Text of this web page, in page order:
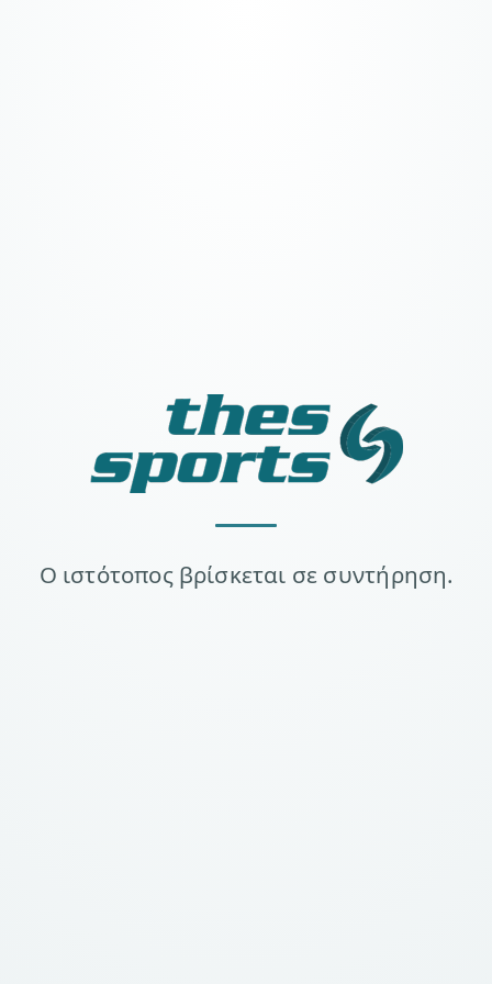
Ο ιστότοπος βρίσκεται σε συντήρηση.